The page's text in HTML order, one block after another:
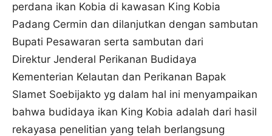
perdana ikan Kobia di kawasan King Kobia
Padang Cermin dan dilanjutkan dengan sambutan
Bupati Pesawaran serta sambutan dari
Direktur Jenderal Perikanan Budidaya
Kementerian Kelautan dan Perikanan Bapak
Slamet Soebijakto yg dalam hal ini menyampaikan
bahwa budidaya ikan King Kobia adalah dari hasil
rekayasa penelitian yang telah berlangsung